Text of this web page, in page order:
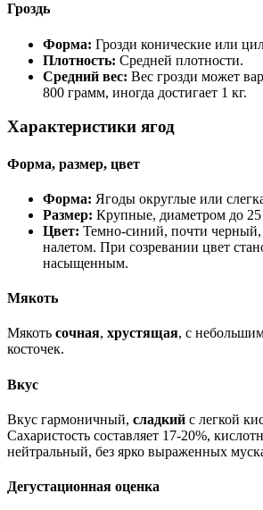
Гроздь
Форма: Грозди конические или
Плотность: Средней плотности.
Средний вес: Вес грозди может
800 грамм, иногда достигает 1 кг.
Характеристики ягод
Форма, размер, цвет
Форма: Ягоды округлые или
Размер: Крупные, диаметром до
Цвет: Темно-синий, почти
налетом. При созревании цвет
насыщенным.
Мякоть
Мякоть сочная, хрустящая, с
косточек.
Вкус
Вкус гармоничный, сладкий с легкой
Сахаристость составляет 17-20%,
нейтральный, без ярко выраженных
Дегустационная оценка